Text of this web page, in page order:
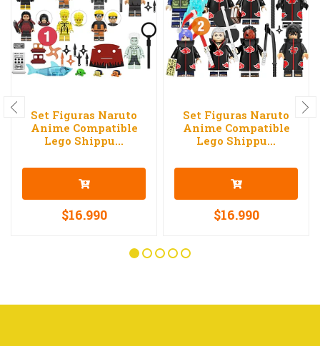
Set Figuras Naruto
Anime Compatible
Lego Shippu...
$16.990
Set Figuras Naruto
Anime Compatible
Lego Shippu...
$16.990